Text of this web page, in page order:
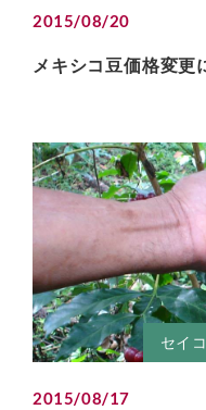
2015/08/20
メキシコ豆価格変更
セイ
2015/08/17